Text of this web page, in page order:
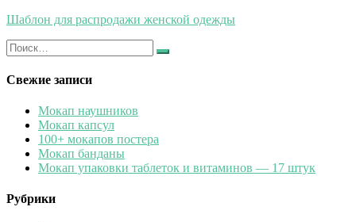
Шаблон для распродажи женской одежды
Искать:
Найти
Свежие записи
Мокап наушников
Мокап капсул
100+ мокапов постера
Мокап банданы
Мокап упаковки таблеток и витаминов — 17 штук
Рубрики